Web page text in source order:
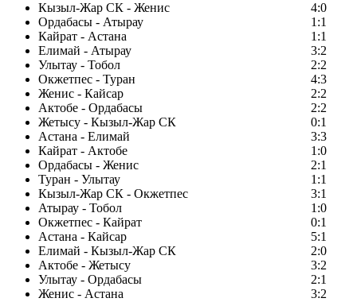
Кызыл-Жар СК - Женис
4:0
Ордабасы - Атырау
1:1
Кайрат - Астана
1:1
Елимай - Атырау
3:2
Улытау - Тобол
2:2
Окжетпес - Туран
4:3
Женис - Кайсар
2:2
Актобе - Ордабасы
2:2
Жетысу - Кызыл-Жар СК
0:1
Астана - Елимай
3:3
Кайрат - Актобе
1:0
Ордабасы - Женис
2:1
Туран - Улытау
1:1
Кызыл-Жар СК - Окжетпес
3:1
Атырау - Тобол
1:0
Окжетпес - Кайрат
0:1
Астана - Кайсар
5:1
Елимай - Кызыл-Жар СК
2:0
Актобе - Жетысу
3:2
Улытау - Ордабасы
2:1
Женис - Астана
3:2